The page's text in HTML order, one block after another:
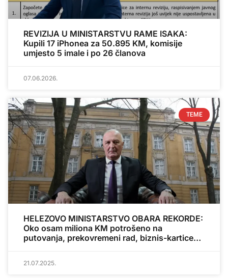
REVIZIJA U MINISTARSTVU RAME ISAKA:
Kupili 17 iPhonea za 50.895 KM, komisije
umjesto 5 imale i po 26 članova
07.06.2026.
TEME
HELEZOVO MINISTARSTVO OBARA REKORDE:
Oko osam miliona KM potrošeno na
putovanja, prekovremeni rad, biznis-kartice…
21.07.2025.